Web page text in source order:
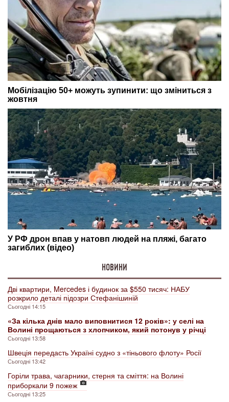
НОВИНИ
Дві квартири, Mercedes і будинок за $550 тисяч: НАБУ
розкрило деталі підозри Стефанішиній
Сьогодні 14:15
«За кілька днів мало виповнитися 12 років»: у селі на
Волині прощаються з хлопчиком, який потонув у річці
Сьогодні 13:58
Швеція передасть Україні судно з «тіньового флоту» Росії
Сьогодні 13:42
Горіли трава, чагарники, стерня та сміття: на Волині
приборкали 9 пожеж
Сьогодні 13:25